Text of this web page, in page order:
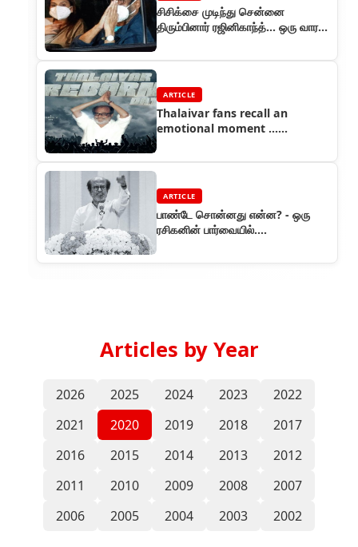
சிசிக்சை முடிந்து சென்னை
திரும்பினார் ரஜினிகாந்த்... ஒரு வாரம்
ARTICLE
Thalaivar fans recall an
emotional moment ...
ARTICLE
பாண்டே சொன்னது என்ன? - ஒரு
ரசிகனின் பார்வையில்....
Articles by Year
2026 2025 2024 2023
2022
2021
2020 2019 2018
2017
2016
2015 2014 2013
2012
2011
2010 2009 2008
2007
2006
2005 2004 2003 2002